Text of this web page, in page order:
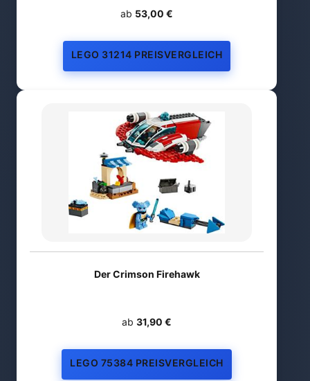
ab 53,00 €
LEGO 31214 PREISVERGLEICH
Der Crimson Firehawk
ab 31,90 €
LEGO 75384 PREISVERGLEICH